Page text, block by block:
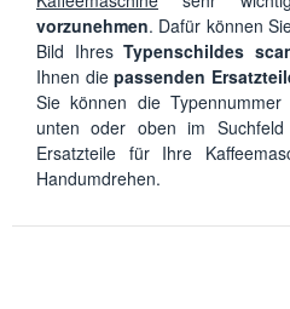
vorzunehmen. Dafür können
Bild IhresTypenschildes
Ihnen diepassenden
Sie können die
unten oder oben im
Ersatzteile für Ihre
Handumdrehen.